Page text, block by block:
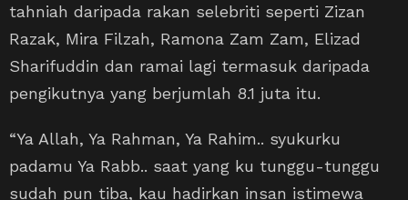
tahniah daripada rakan selebriti seperti Zizan
Razak, Mira Filzah, Ramona Zam Zam, Elizad
Sharifuddin dan ramai lagi termasuk daripada
pengikutnya yang berjumlah 8.1 juta itu.
“Ya Allah, Ya Rahman, Ya Rahim.. syukurku
padamu Ya Rabb.. saat yang ku tunggu-tunggu
sudah pun tiba, kau hadirkan insan istimewa